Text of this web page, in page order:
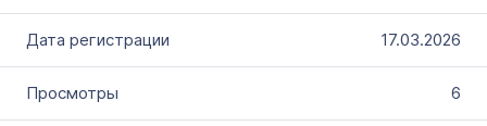
17.03.2026
6